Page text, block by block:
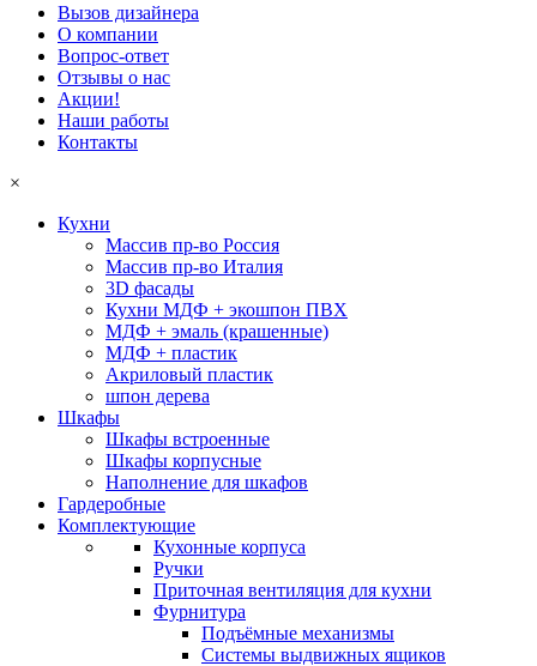
Вызов дизайнера
О компании
Вопрос-ответ
Отзывы о нас
Акции!
Наши работы
Контакты
×
Кухни
Массив пр-во Россия
Массив пр-во Италия
3D фасады
Кухни МДФ + экошпон ПВХ
МДФ + эмаль (крашенные)
МДФ + пластик
Акриловый пластик
шпон дерева
Шкафы
Шкафы встроенные
Шкафы корпусные
Наполнение для шкафов
Гардеробные
Комплектующие
Кухонные корпуса
Ручки
Приточная вентиляция для кухни
Фурнитура
Подъёмные механизмы
Системы выдвижных ящиков